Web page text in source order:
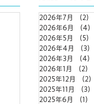
で力になれなかっ
ら、新しいサービス
2026年7月 （2）
2026年6月
（4）
2026年5月
（5）
2026年4月
（3）
2026年3月
（4）
2026年1月
（2）
2025年12月
（2）
2025年11月
（3）
2025年6月
（1）